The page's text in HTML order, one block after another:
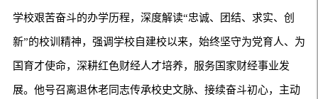
学校艰苦奋斗的办学历程，深度解读“忠诚、团结、求实、创
新”的校训精神，强调学校自建校以来，始终坚守为党育人、为
国育才使命，深耕红色财经人才培养，服务国家财经事业发
展。他号召离退休老同志传承校史文脉、接续奋斗初心，主动